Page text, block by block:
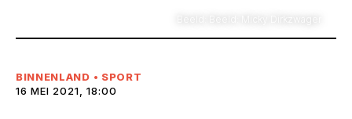
BINNENLAND • SPORT
16 MEI 2021, 18:00